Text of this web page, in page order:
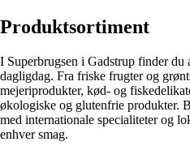
Produktsortiment
I Superbrugsen i Gadstrup finder
dagligdag. Fra friske frugter og
mejeriprodukter, kød- og
økologiske og glutenfrie produkter.
med internationale specialiteter og
enhver smag.